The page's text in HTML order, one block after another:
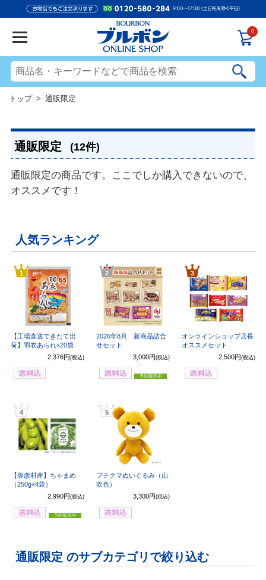
0
トップ> 通販限定
通販限定 (12件)
通販限定の商品です。ここでしか購入できないので、
オススメです！
人気ランキング
1
【工場直送できたて出
荷】羽衣あられ×20袋
2,376円 (税込)
2
2026年8月 新商品詰合
せセット
3,000円 (税込)
3
オンラインショップ店長
オススメセット
2,500円(税込)
4
【弥彦村産】ちゃまめ
（250g×4袋）
2,990円 (税込)
5
プチクマぬいぐるみ（山
吹色）
3,300円 (税込)
通販限定 のサブカテゴリで絞り込む